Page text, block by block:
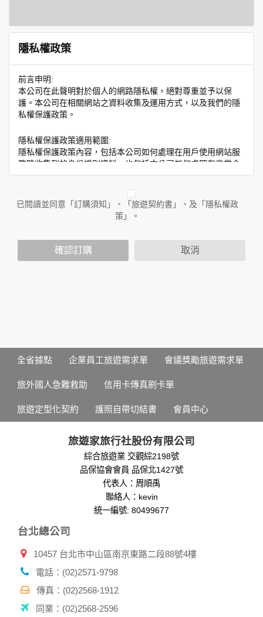
隱私權政策
前言申明:
本公司在此聲明對於個人的網路隱私權，絕對尊重並予以保
護。本公司在相關網站之資料收集及運用方式，以及我們的隱
私權保護政策。
隱私權保護政策適用範圍:
隱私權保護政策內容，包括本公司如何處理在用戶使用網站服
務時收集到的身份識別資料，也包括本公司如何處理在商業合
作與本公司合作時分享的任何身份識別資料。隱私權保護政策
人員。例如您透過本公司旗下網站上的廣告廠商連結，這些置
放連結的廠商也可能蒐集您個人的資料。對於您主動提供的個
人資訊，這些廣告廠商或連結網站有其個別的隱私權保護政
您個人在本網站上的聊天室或討論區中任意公開個人資料的行
於一般瀏覽時，伺服器會自行記錄相關行徑，包括您使用連線
設備的 IP 位址、使用時間、使用的瀏覽器、瀏覽及點選資料記
用，決不對外公布。
分析，分析結果之統計數據或說明文字呈現，除供內部研究
外，我們會視需要公佈統計數據及說明文字，但不涉及特定個
除非取得您的同意或其他法令之特別規定，本網站絕不會將您
的個人資料揭露予第三人或使用於蒐集目的以外之其他用途。
在您於本網站註冊帳號、使用本網站相關產品、服務、活動或
贈獎時，本網站會收集您的個人識別資料，本網站也可以從商
業夥伴處取得個人資料。
當客戶在本網站註冊時，我們會取得您的姓名、電話、住址、
當您註冊成功，並登入使用我們的服務後，我們即取得您的資
號、電子郵件、出生日期、性別、行業等相關資料，當您註冊
成功，並登入使用我們的服務後，本網站即取得您的資料。
其他除了上述，會保留您在上網瀏覽或查詢時，伺服器自行產
生的相關記錄，包括您使用連線設備的 IP 位址、使用時間、使
的瀏覽器予以標示，歸納使用者瀏覽器在本網站內部所瀏覽的
已閱讀並同意「訂購須知」、「旅遊契約書」、及「隱私權政
策」。
確認訂購 取消
全省據點 企業員工旅遊需求單 會議獎勵旅遊需求單
旅外國人急難救助 信用卡傳真刷卡單
旅遊定型化契約 護照自帶切結書 會員中心
旅遊家旅行社股份有限公司
綜合旅遊業 交觀綜2198號
品保協會會員 品保北1427號
代表人：周順禹
聯絡人：kevin
統一編號: 80499677
台北總公司
10457 台北市中山區南京東路二段88號4樓
電話：(02)2571-9798
傳真：(02)2568-1912
同業：(02)2568-2596